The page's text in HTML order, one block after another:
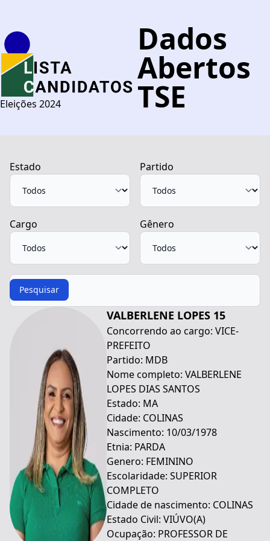
Eleições 2024
Dados
Abertos
TSE
Estado Partido
Cargo Gênero
Procurar
Pesquisar
VALBERLENE LOPES 15
Concorrendo ao cargo: VICE-
PREFEITO
Partido: MDB
Nome completo: VALBERLENE
LOPES DIAS SANTOS
Estado: MA
Cidade: COLINAS
Nascimento: 10/03/1978
Etnia: PARDA
Genero: FEMININO
Escolaridade: SUPERIOR
COMPLETO
Cidade de nascimento: COLINAS
Estado Civil: VIÚVO(A)
Ocupação: PROFESSOR DE